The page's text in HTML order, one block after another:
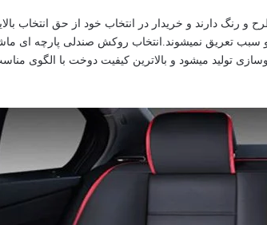
رنگ دارند و خریدار در انتخاب خود از حق انتخاب
تعریق نمیشوند.انتخاب روکش صندلی پارچه ای
تولید میشود و بالاترین کیفیت دوخت با الگوی